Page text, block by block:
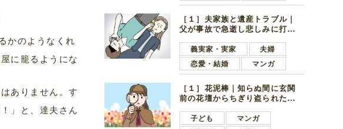
かのようなくれ
に籠るようにな
ありません。す
」と、達夫さん
［１］夫家族と遺産トラブル｜
父が事故で急逝し悲しみに打ち
ます夫
義実家・実家
夫婦
恋愛・結婚
マンガ
［１］花泥棒｜知らぬ間に玄関
前の花壇からちぎり盗られたチ
れたショックは大きい
子ども
マンガ